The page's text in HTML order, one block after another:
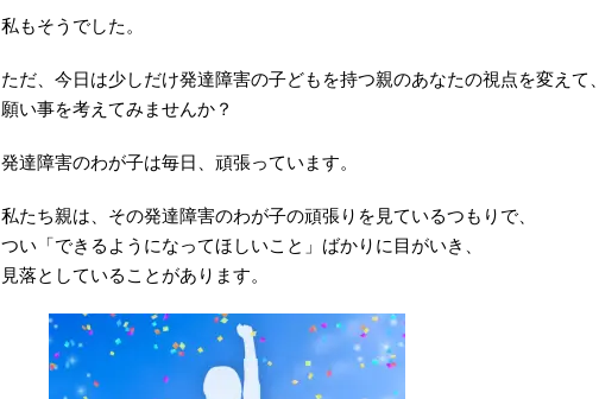
私もそうでした。
ただ、今日は少しだけ発達障害の子どもを持つ親のあなたの視点を変えて、
願い事を考えてみませんか？
発達障害のわが子は毎日、頑張っています。
私たち親は、その発達障害のわが子の頑張りを見ているつもりで、
つい「できるようになってほしいこと」ばかりに目がいき、
見落としていることがあります。